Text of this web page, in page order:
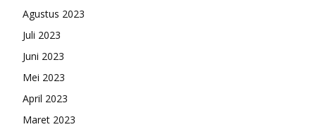
Agustus 2023
Juli 2023
Juni 2023
Mei 2023
April 2023
Maret 2023